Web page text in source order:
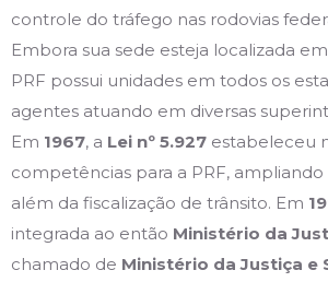
controle do tráfego nas rodovias
Embora sua sede esteja localizada em
PRF possui unidades em todos os
agentes atuando em diversas
Em 1967, a Lei nº 5.927 estabeleceu
competências para a PRF, ampliando
além da fiscalização de trânsito. Em
integrada ao então Ministério da
chamado de Ministério da Justiça e